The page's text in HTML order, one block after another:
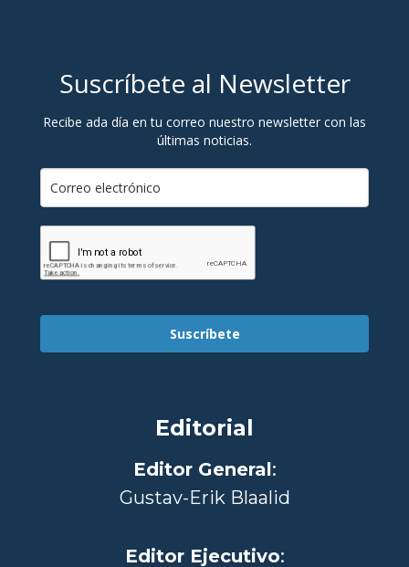
Suscríbete al Newsletter
Recibe ada día en tu correo nuestro newsletter con las
últimas noticias.
Suscríbete
Editorial
Editor General:
Gustav-Erik Blaalid
Editor Ejecutivo: